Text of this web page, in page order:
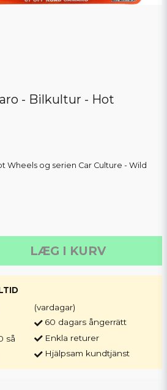
- Bilkultur - Hot
Wheels og serien Car Culture - Wild
LÆG I KURV
så
(vardagar)
60 dagars ångerrätt
Enkla returer
Hjälpsam kundtjänst